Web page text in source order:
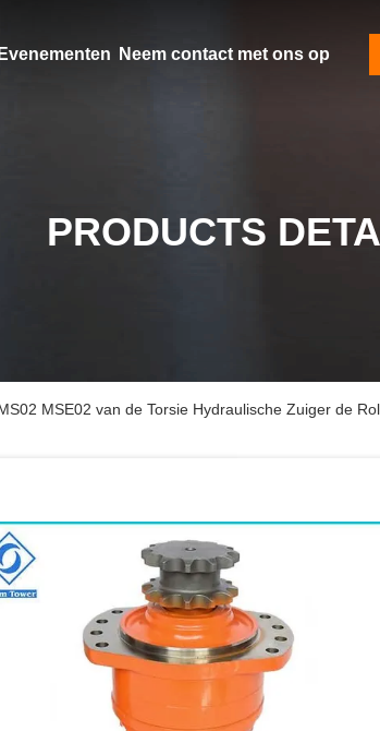
Evenementen Neem contact met ons op
PRODUCTS
MSE02 van de Torsie Hydraulische Zuiger de